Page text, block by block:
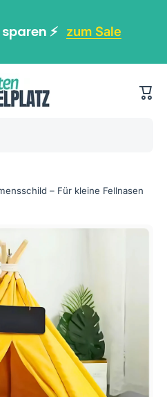
⚡️ zum Sale
– Für kleine Fellnasen
springen